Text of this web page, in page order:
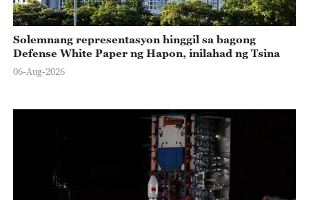
Solemnang representasyon hinggil sa bagong
Defense White Paper ng Hapon, inilahad ng Tsina
06-Aug-2026